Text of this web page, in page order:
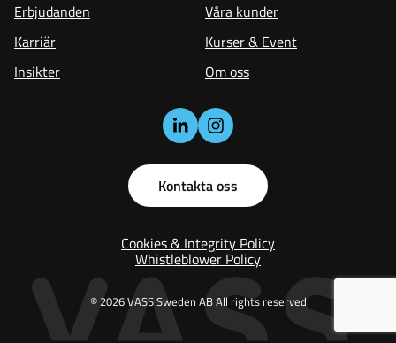
Erbjudanden
Våra kunder
Karriär
Kurser & Event
Insikter
Om oss
Kontakta oss
© 2026 VASS Sweden AB All rights reserved
Cookies & Integrity Policy
Whistleblower Policy